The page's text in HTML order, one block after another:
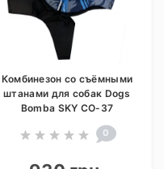
Комбинезон со съёмными
штанами для собак Dogs
Bomba SKY CO-37
0